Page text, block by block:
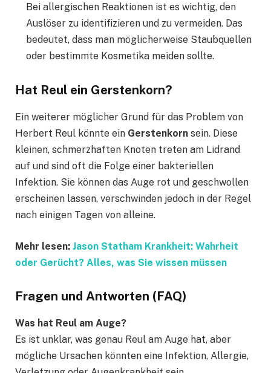
Bei allergischen Reaktionen ist es wichtig, den
Auslöser zu identifizieren und zu vermeiden. Das
bedeutet, dass man möglicherweise Staubquellen
oder bestimmte Kosmetika meiden sollte.
Hat Reul ein Gerstenkorn?
Ein weiterer möglicher Grund für das Problem von
Herbert Reul könnte ein Gerstenkorn sein. Diese
kleinen, schmerzhaften Knoten treten am Lidrand
auf und sind oft die Folge einer bakteriellen
Infektion. Sie können das Auge rot und geschwollen
erscheinen lassen, verschwinden jedoch in der Regel
nach einigen Tagen von alleine.
Mehr lesen: Jason Statham Krankheit: Wahrheit
oder Gerücht? Alles, was Sie wissen müssen
Fragen und Antworten (FAQ)
Was hat Reul am Auge?
Es ist unklar, was genau Reul am Auge hat, aber
mögliche Ursachen könnten eine Infektion, Allergie,